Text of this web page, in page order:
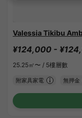
Valessia Tikibu
¥124,000 -
25.25㎡〜 / 5樓層數
附家具家電 無押金